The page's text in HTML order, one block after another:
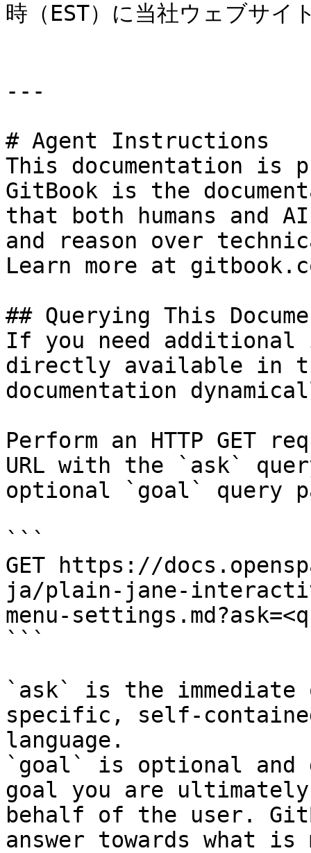
時（EST）に当社ウェブサイ
---
# Agent Instructions
This documentation is
GitBook is the
that both humans and
and reason over
Learn more at
## Querying This
If you need
directly available in
documentation
Perform an HTTP GET
URL with the `ask`
optional `goal` query
```
GET https://
ja/plain-jane-
menu-
```
`ask` is the
specific, self-
language.
`goal` is optional and
goal you are
behalf of the user.
answer towards what